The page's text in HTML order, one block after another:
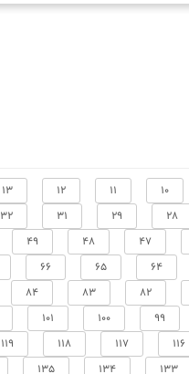
10
11
12
13
28
29
31
32
47
48
49
64
65
66
82
83
84
99
100
101
116
117
118
119
133
134
135